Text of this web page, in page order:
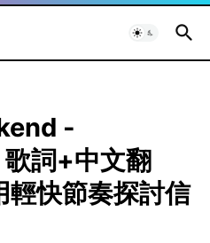
-
詞+中文翻
輕快節奏探討信